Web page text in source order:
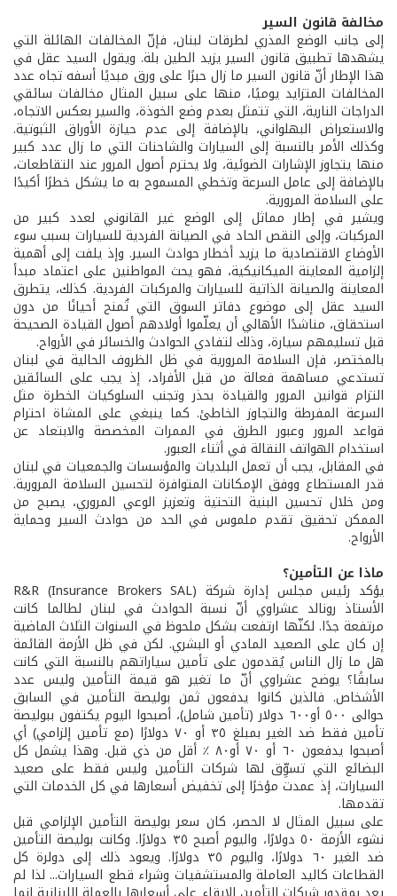
مخالفة قانون السير
إلى جانب الوضع المذري لطرقات لبنان، فإنّ المخالفات الهائلة التي
يشهدها تطبيق قانون السير يزيد الطين بلة. ويقول السيد عقل في
هذا الإطار أنّ قانون السير ما زال حبرًا على ورق مبديًا أسفه تجاه عدد
المخالفات المتزايد يوميًا، منها على سبيل المثال مخالفات سائقي
الدراجات النارية، التي تتمثل بعدم وضع الخوذة، والسير بعكس الاتجاه،
والاستعراض البهلواني، بالإضافة إلى عدم حيازة الأوراق الثبوتية.
وكذلك الأمر بالنسبة إلى السيارات والشاحنات التي ما زال عدد كبير
منها يتجاوز الإشارات الضوئية، ولا يحترم أصول المرور عند التقاطعات،
بالإضافة إلى عامل السرعة وتخطي المسموح به ما يشكل خطرًا أكيدًا
على السلامة المرورية.
ويشير في إطار مماثل إلى الوضع غير القانوني لعدد كبير من
المركبات، وإلى النقص الحاد في الصيانة الفردية للسيارات بسبب سوء
الأوضاع الاقتصادية ما يزيد أخطار حوادث السير. وإذ يلفت إلى أهمية
إلزامية المعاينة الميكانيكية، فهو يحث المواطنين على اعتماد مبدأ
المعاينة والصيانة الذاتية للسيارات والمركبات الفردية. كذلك، يتطرق
السيد عقل إلى موضوع دفاتر السوق التي تُمنح أحيانًا من دون
استحقاق، مناشدًا الأهالي أن يعلّموا أولادهم أصول القيادة الصحيحة
قبل تسليمهم سيارة، وذلك لتفادي الحوادث والخسائر في الأرواح.
بالمختصر، فإن السلامة المرورية في ظل الظروف الحالية في لبنان
تستدعي مساهمة فعالة من قبل الأفراد، إذ يجب على السائقين
التزام قوانين المرور والقيادة بحذر وتجنب السلوكيات الخطرة مثل
السرعة المفرطة والتجاوز الخاطئ. كما ينبغي على المشاة احترام
قواعد المرور وعبور الطرق في الممرات المخصصة والابتعاد عن
استخدام الهواتف النقالة في أثناء العبور.
في المقابل، يجب أن تعمل البلديات والمؤسسات والجمعيات في لبنان
قدر المستطاع ووفق الإمكانات المتوافرة لتحسين السلامة المرورية.
ومن خلال تحسين البنية التحتية وتعزيز الوعي المروري، يصبح من
الممكن تحقيق تقدم ملموس في الحد من حوادث السير وحماية
الأرواح.
ماذا عن التأمين؟
يؤكد رئيس مجلس إدارة شركة (R&R (Insurance Brokers SAL
الأستاذ رونالد عشراوي أنّ نسبة الحوادث في لبنان لطالما كانت
مرتفعة جدًا. لكنّها ارتفعت بشكل ملحوظ في السنوات الثلاث الماضية
إن كان على الصعيد المادي أو البشري. لكن في ظل الأزمة القائمة
هل ما زال الناس يُقدمون على تأمين سياراتهم بالنسبة التي كانت
سابقًا؟ يوضح عشراوي أنّ ما تغير هو قيمة التأمين وليس عدد
الأشخاص. فالذين كانوا يدفعون ثمن بوليصة التأمين في السابق
حوالى ٥٠٠ أو٦٠٠ دولار (تأمين شامل)، أصبحوا اليوم يكتفون ببوليصة
تأمين فقط ضد الغير بمبلغ ٣٥ أو ٧٠ دولارًا (مع تأمين إلزامي) أي
أصبحوا يدفعون ٦٠ أو ٧٠ أو٨٠ ٪ أقل من ذي قبل. وهذا يشمل كل
البضائع التي تسوِّق لها شركات التأمين وليس فقط على صعيد
السيارات، إذ عمدت مؤخرًا إلى تخفيض أسعارها في كل الخدمات التي
تقدمها.
على سبيل المثال لا الحصر، كان سعر بوليصة التأمين الإلزامي قبل
نشوء الأزمة ٥٠ دولارًا، واليوم أصبح ٣٥ دولارًا. وكانت بوليصة التأمين
ضد الغير ٦٠ دولارًا، واليوم ٣٥ دولارًا. ويعود ذلك إلى دولرة كل
القطاعات كاليد العاملة والمستشفيات وشراء قطع السيارات... لذا لم